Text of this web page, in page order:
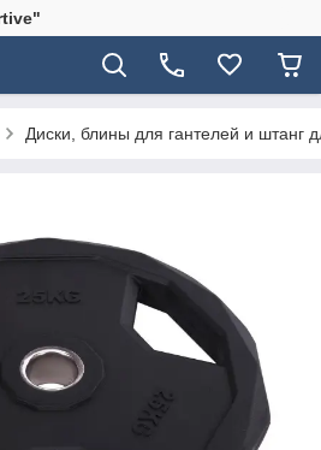
Диски, блины для гантелей и штанг